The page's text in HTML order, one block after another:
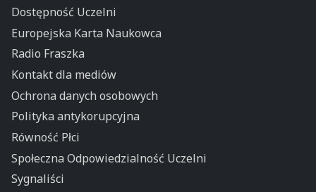
Dostępność Uczelni
Europejska Karta Naukowca
Radio Fraszka
Kontakt dla mediów
Ochrona danych osobowych
Polityka antykorupcyjna
Równość Płci
Społeczna Odpowiedzialność Uczelni
Sygnaliści